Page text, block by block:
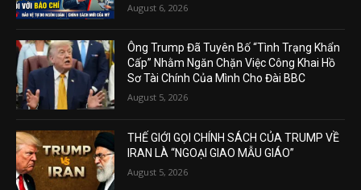
August 6, 2026
Ông Trump Đã Tuyên Bố “Tình Trạng Khẩn
Cấp” Nhằm Ngăn Chặn Việc Công Khai Hồ
Sơ Tài Chính Của Mình Cho Đài BBC
August 5, 2026
THẾ GIỚI GỌI CHÍNH SÁCH CỦA TRUMP VỀ
IRAN LÀ “NGOẠI GIAO MẪU GIÁO”
August 5, 2026